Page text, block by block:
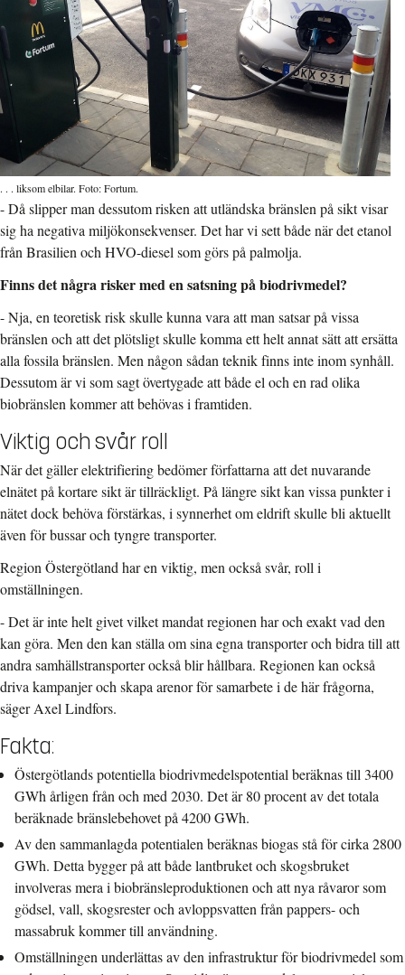
. . . liksom elbilar. Foto: Fortum.
- Då slipper man dessutom risken att utländska bränslen på sikt visar
sig ha negativa miljökonsekvenser. Det har vi sett både när det etanol
från Brasilien och HVO-diesel som görs på palmolja.
Finns det några risker med en satsning på biodrivmedel?
- Nja, en teoretisk risk skulle kunna vara att man satsar på vissa
bränslen och att det plötsligt skulle komma ett helt annat sätt att ersätta
alla fossila bränslen. Men någon sådan teknik finns inte inom synhåll.
Dessutom är vi som sagt övertygade att både el och en rad olika
biobränslen kommer att behövas i framtiden.
Viktig och svår roll
När det gäller elektrifiering bedömer författarna att det nuvarande
elnätet på kortare sikt är tillräckligt. På längre sikt kan vissa punkter i
nätet dock behöva förstärkas, i synnerhet om eldrift skulle bli aktuellt
även för bussar och tyngre transporter.
Region Östergötland har en viktig, men också svår, roll i
omställningen.
- Det är inte helt givet vilket mandat regionen har och exakt vad den
kan göra. Men den kan ställa om sina egna transporter och bidra till att
andra samhällstransporter också blir hållbara. Regionen kan också
driva kampanjer och skapa arenor för samarbete i de här frågorna,
säger Axel Lindfors.
Fakta:
Östergötlands potentiella biodrivmedelspotential beräknas till 3400
GWh årligen från och med 2030. Det är 80 procent av det totala
beräknade bränslebehovet på 4200 GWh.
Av den sammanlagda potentialen beräknas biogas stå för cirka 2800
GWh. Detta bygger på att både lantbruket och skogsbruket
involveras mera i biobränsleproduktionen och att nya råvaror som
gödsel, vall, skogsrester och avloppsvatten från pappers- och
massabruk kommer till användning.
Omställningen underlättas av den infrastruktur för biodrivmedel som